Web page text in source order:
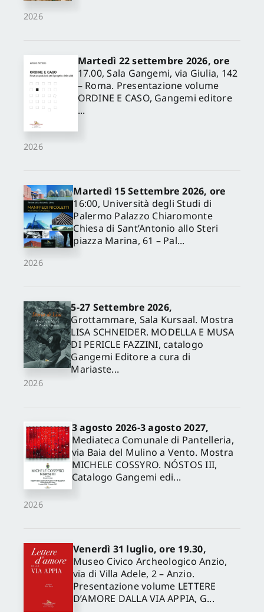
2026
2026
Martedì 22 settembre 2026, ore
17.00, Sala Gangemi, via Giulia, 142
– Roma. Presentazione volume
ORDINE E CASO, Gangemi editore
...
2026
Martedì 15 Settembre 2026, ore
16:00, Università degli Studi di
Palermo Palazzo Chiaromonte
Chiesa di Sant’Antonio allo Steri
piazza Marina, 61 – Pal...
2026
5-27 Settembre 2026,
Grottammare, Sala Kursaal. Mostra
LISA SCHNEIDER. MODELLA E MUSA
DI PERICLE FAZZINI, catalogo
Gangemi Editore a cura di
Mariaste...
2026
3 agosto 2026-3 agosto 2027,
Mediateca Comunale di Pantelleria,
via Baia del Mulino a Vento. Mostra
MICHELE COSSYRO. NÓSTOS III,
Catalogo Gangemi edi...
Venerdì 31 luglio, ore 19.30,
Museo Civico Archeologico Anzio,
via di Villa Adele, 2 – Anzio.
Presentazione volume LETTERE
D’AMORE DALLA VIA APPIA, G...